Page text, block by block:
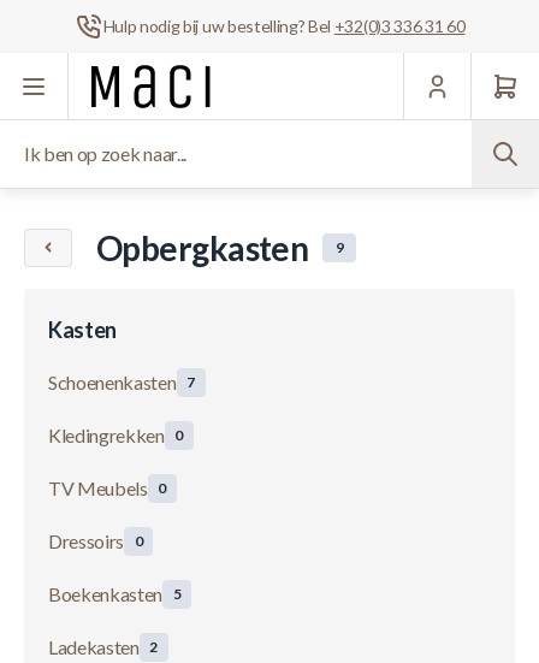
Hulp nodig bij uw bestelling? Bel +32(0)3 336 31 60
Ga naar de inhoud
Opbergkasten 9
Kasten
Schoenenkasten 7
Kledingrekken 0
TV Meubels 0
Dressoirs 0
Boekenkasten 5
Ladekasten 2